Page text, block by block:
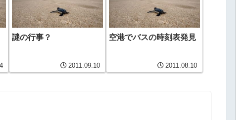
謎の行事？
2011.09.10
空港でバスの時刻表発見
2011.08.10